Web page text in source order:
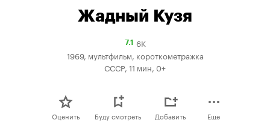
Жадный Кузя
7.1Рейтинг
7.1
6K
1969, мультфильм, короткометражка
СССР, 11 мин, 0+
Оценить Буду смотреть Добавить Еще